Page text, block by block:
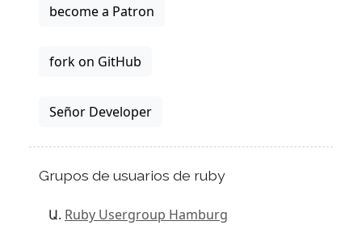
become a Patron
fork on GitHub
Señor Developer
Grupos de usuarios de ruby
Ruby Usergroup Hamburg